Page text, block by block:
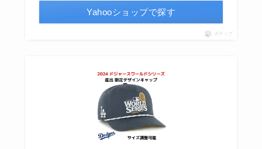
Yahooショップで探す
ポチップ